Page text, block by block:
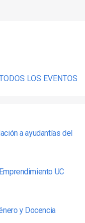
LOS EVENTOS
a ayudantías del
UC
y Docencia